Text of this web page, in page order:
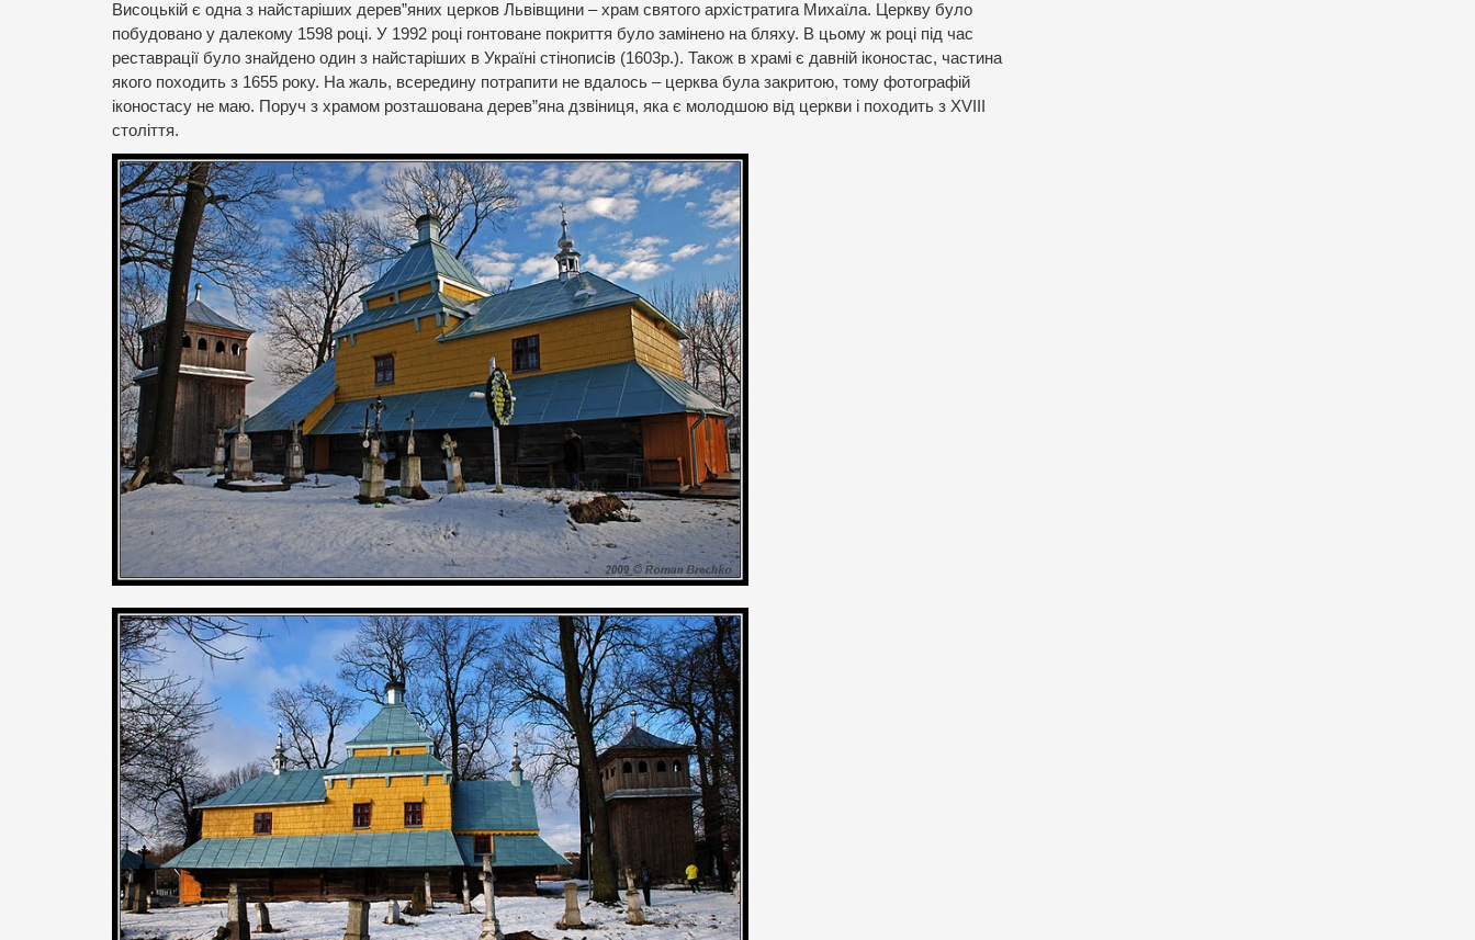
Висоцькій є одна з найстаріших дерев”яних церков Львівщини – храм святого архістратига Михаїла. Церкву було
побудовано у далекому 1598 році. У 1992 році гонтоване покриття було замінено на бляху. В цьому ж році під час
реставрації було знайдено один з найстаріших в Україні стінописів (1603р.). Також в храмі є давній іконостас, частина
якого походить з 1655 року. На жаль, всередину потрапити не вдалось – церква була закритою, тому фотографій
іконостасу не маю. Поруч з храмом розташована дерев”яна дзвіниця, яка є молодшою від церкви і походить з ХVІІІ
століття.